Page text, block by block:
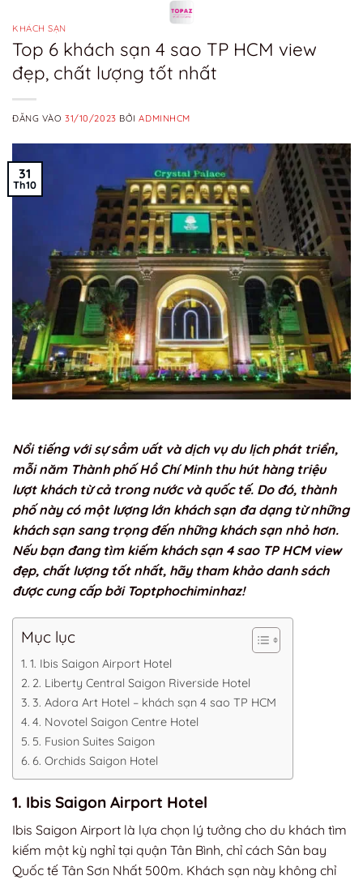
qua
nội
dung
KHÁCH SẠN
Top 6 khách sạn 4 sao TP HCM view
đẹp, chất lượng tốt nhất
ĐĂNG VÀO31/10/2023 BỞIADMINHCM
31
Th10
Nổi tiếng với sự sầm uất và dịch vụ du lịch phát triển,
mỗi năm Thành phố Hồ Chí Minh thu hút hàng triệu
lượt khách từ cả trong nước và quốc tế. Do đó, thành
phố này có một lượng lớn khách sạn đa dạng từ những
khách sạn sang trọng đến những khách sạn nhỏ hơn.
Nếu bạn đang tìm kiếm khách sạn 4 sao TP HCM view
đẹp, chất lượng tốt nhất, hãy tham khảo danh sách
được cung cấp bởi Toptphochiminhaz!
Mục lục
1. Ibis Saigon Airport Hotel
2. Liberty Central Saigon Riverside Hotel
3. Adora Art Hotel – khách sạn 4 sao TP HCM
4. Novotel Saigon Centre Hotel
5. Fusion Suites Saigon
6. Orchids Saigon Hotel
1. Ibis Saigon Airport Hotel
Ibis Saigon Airport là lựa chọn lý tưởng cho du khách tìm
kiếm một kỳ nghỉ tại quận Tân Bình, chỉ cách Sân bay
Quốc tế Tân Sơn Nhất 500m. Khách sạn này không chỉ